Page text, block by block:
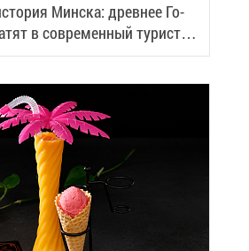
Мин­ска: древ­нее Го­
в со­вре­мен­ный ту­ри­сти­